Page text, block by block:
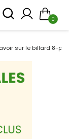
0
sur le billard 8-